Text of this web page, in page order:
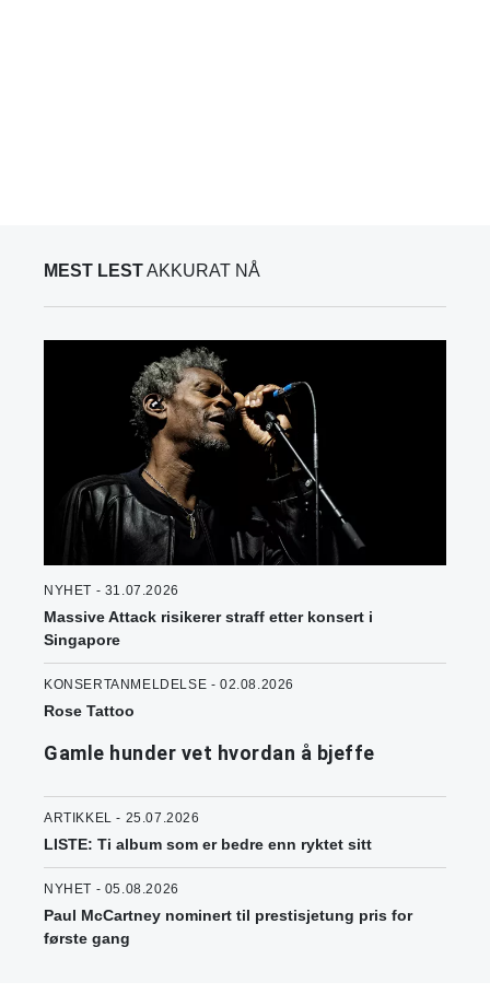
MEST LESTAKKURAT NÅ
NYHET - 31.07.2026
Massive Attack risikerer straff etter konsert i
Singapore
KONSERTANMELDELSE - 02.08.2026
Rose Tattoo
Gamle hunder vet hvordan å bjeffe
ARTIKKEL - 25.07.2026
LISTE: Ti album som er bedre enn ryktet sitt
NYHET - 05.08.2026
Paul McCartney nominert til prestisjetung pris for
første gang